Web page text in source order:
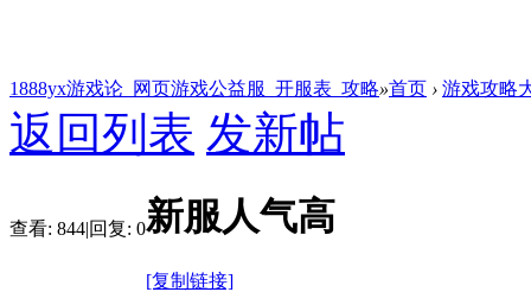
1888yx游戏论_网页游戏公益服_开服表_攻略»首页 › 游戏攻略
返回列表 发新帖
查看: 844|回复: 0新服人气高
[复制链接]